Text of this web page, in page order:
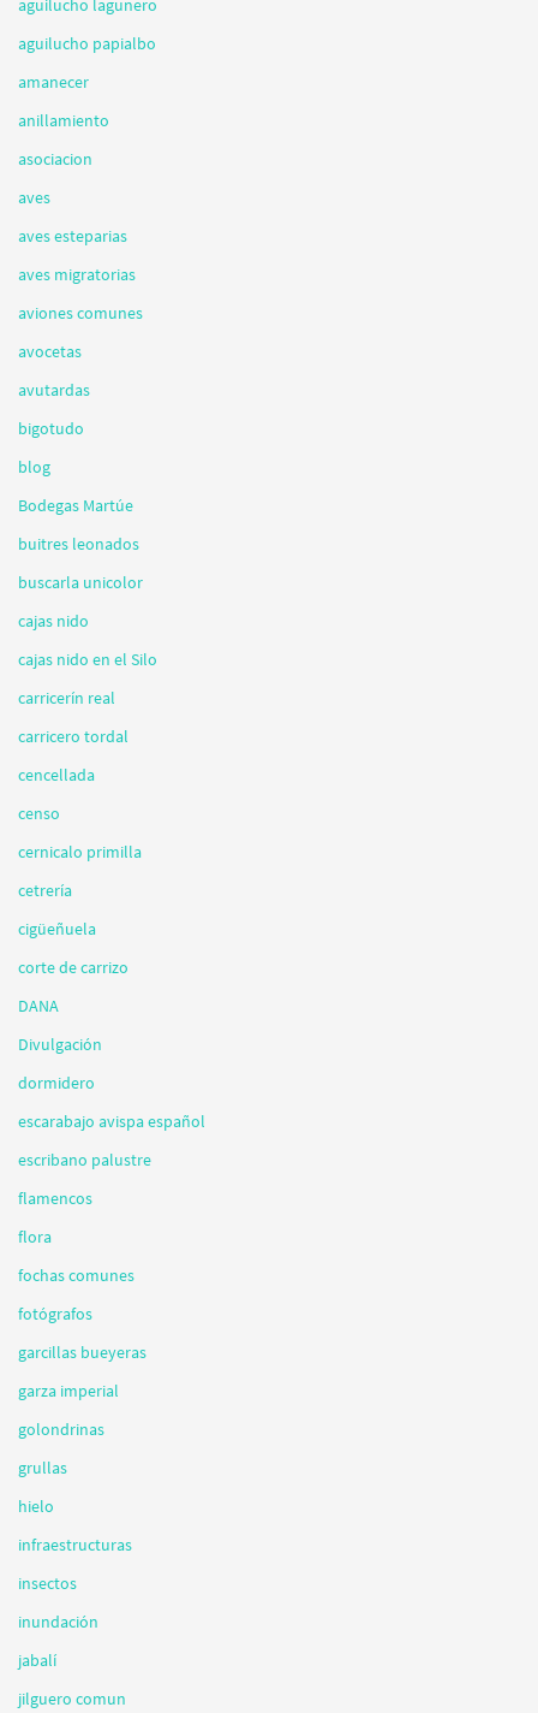
aguilucho lagunero
aguilucho papialbo
amanecer
anillamiento
asociacion
aves
aves esteparias
aves migratorias
aviones comunes
avocetas
avutardas
bigotudo
blog
Bodegas Martúe
buitres leonados
buscarla unicolor
cajas nido
cajas nido en el Silo
carricerín real
carricero tordal
cencellada
censo
cernicalo primilla
cetrería
cigüeñuela
corte de carrizo
DANA
Divulgación
dormidero
escarabajo avispa español
escribano palustre
flamencos
flora
fochas comunes
fotógrafos
garcillas bueyeras
garza imperial
golondrinas
grullas
hielo
infraestructuras
insectos
inundación
jabalí
jilguero comun